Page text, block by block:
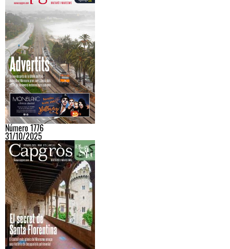
Número 1776
31/10/2025